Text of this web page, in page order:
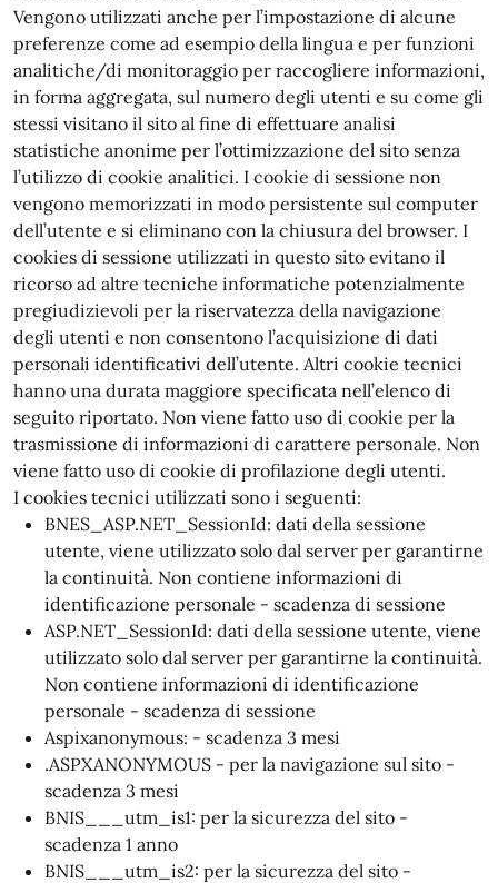
Vengono utilizzati anche per l’impostazione di alcune
preferenze come ad esempio della lingua e per funzioni
analitiche/di monitoraggio per raccogliere informazioni,
in forma aggregata, sul numero degli utenti e su come gli
stessi visitano il sito al fine di effettuare analisi
statistiche anonime per l’ottimizzazione del sito senza
l’utilizzo di cookie analitici. I cookie di sessione non
vengono memorizzati in modo persistente sul computer
dell’utente e si eliminano con la chiusura del browser. I
cookies di sessione utilizzati in questo sito evitano il
ricorso ad altre tecniche informatiche potenzialmente
pregiudizievoli per la riservatezza della navigazione
degli utenti e non consentono l’acquisizione di dati
personali identificativi dell’utente. Altri cookie tecnici
hanno una durata maggiore specificata nell’elenco di
seguito riportato. Non viene fatto uso di cookie per la
trasmissione di informazioni di carattere personale. Non
viene fatto uso di cookie di profilazione degli utenti.
I cookies tecnici utilizzati sono i seguenti:
BNES_ASP.NET_SessionId: dati della sessione
utente, viene utilizzato solo dal server per garantirne
la continuità. Non contiene informazioni di
identificazione personale - scadenza di sessione
ASP.NET_SessionId: dati della sessione utente, viene
utilizzato solo dal server per garantirne la continuità.
Non contiene informazioni di identificazione
personale - scadenza di sessione
Aspixanonymous: - scadenza 3 mesi
.ASPXANONYMOUS - per la navigazione sul sito -
scadenza 3 mesi
BNIS___utm_is1: per la sicurezza del sito -
scadenza 1 anno
BNIS___utm_is2: per la sicurezza del sito -